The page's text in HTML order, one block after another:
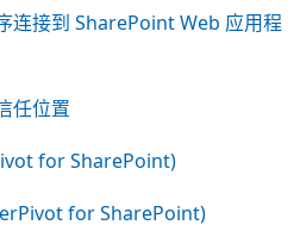
连接到 SharePoint Web 应用程
任位置
for SharePoint)
for SharePoint)